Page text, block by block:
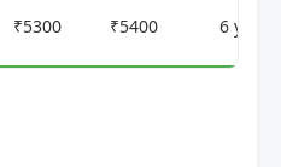
₹5300 ₹5400 6